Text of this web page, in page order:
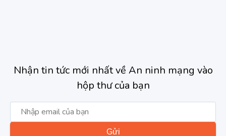
Nhận tin tức mới nhất về An ninh mạng vào
hộp thư của bạn